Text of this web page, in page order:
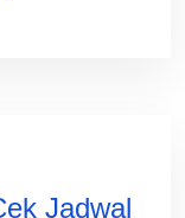
Jadwal